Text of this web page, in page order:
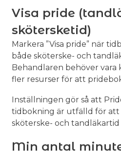
Visa pride
skötersketid)
Markera ”Visa pride” när
både sköterske- och
Behandlaren behöver
fler resurser för att
Inställningen gör så att
tidbokning är utfälld för att
sköterske- och tandläkartid
Min antal